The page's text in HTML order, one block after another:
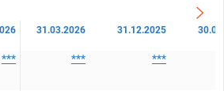
31.03.2026 31.12.2025
*** *** ***